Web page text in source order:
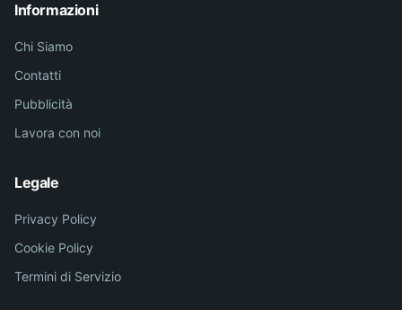
Informazioni
Chi Siamo
Contatti
Pubblicità
Lavora con noi
Legale
Privacy Policy
Cookie Policy
Termini di Servizio